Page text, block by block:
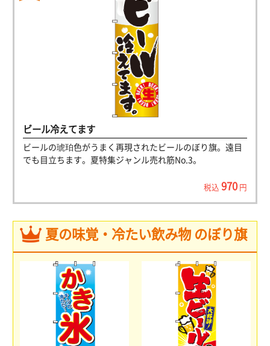
ビール冷えてます
ビールの琥珀色がうまく再現されたビールのぼり旗。遠目
でも目立ちます。夏特集ジャンル売れ筋No.3。
税込 970円
夏の味覚・冷たい飲み物 のぼり旗